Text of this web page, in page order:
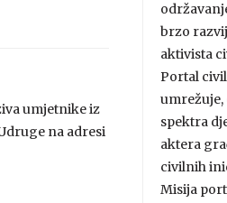
umjetnike iz
na adresi
brzo
aktivista
Portal
spektra
aktera
civilnih
Misija